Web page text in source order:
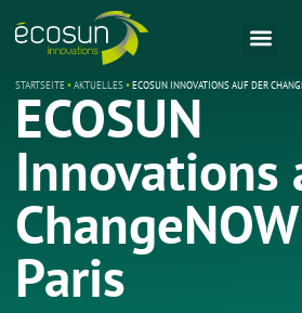
STARTSEITE•AKTUELLES•ECOSUN INNOVATIONS AUF DER
ECOSUN
Innovations
Paris